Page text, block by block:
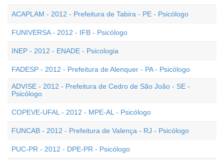
ACAPLAM - 2012 - Prefeitura de Tabira - PE - Psicólogo
FUNIVERSA - 2012 - IFB - Psicólogo
INEP - 2012 - ENADE - Psicologia
FADESP - 2012 - Prefeitura de Alenquer - PA - Psicólogo
ADVISE - 2012 - Prefeitura de Cedro de São João - SE -
Psicólogo
COPEVE-UFAL - 2012 - MPE-AL - Psicólogo
FUNCAB - 2012 - Prefeitura de Valença - RJ - Psicólogo
PUC-PR - 2012 - DPE-PR - Psicólogo